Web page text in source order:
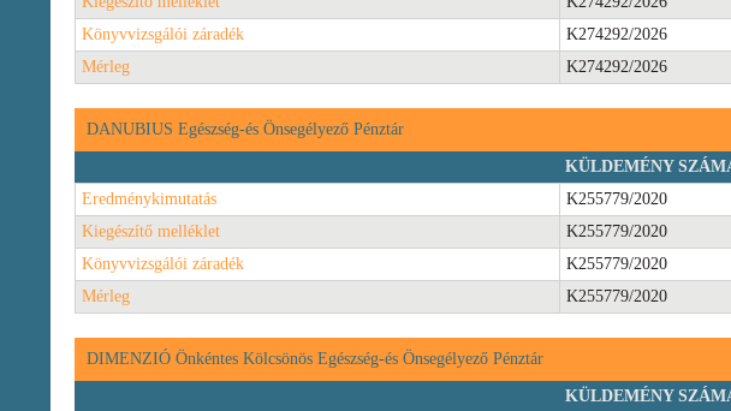
Könyvvizsgálói záradék
K274292/2026
Mérleg
K274292/2026
DANUBIUS Egészség-és Önsegélyező Pénztár
KÜLDEMÉNY
Eredménykimutatás
K255779/2020
Kiegészítő melléklet
K255779/2020
Könyvvizsgálói záradék
K255779/2020
Mérleg
K255779/2020
DIMENZIÓ Önkéntes Kölcsönös Egészség-és Önsegélyező Pénztár
KÜLDEMÉNY